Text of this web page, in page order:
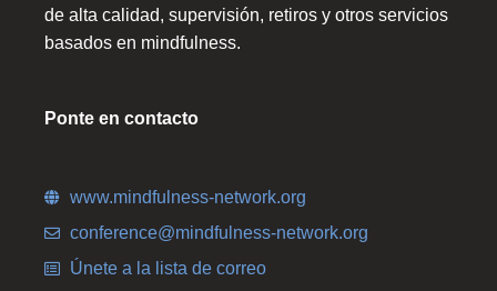
de alta calidad, supervisión, retiros y otros servicios
basados en mindfulness.
Ponte en contacto
www.mindfulness-network.org
conference@mindfulness-network.org
Únete a la lista de correo